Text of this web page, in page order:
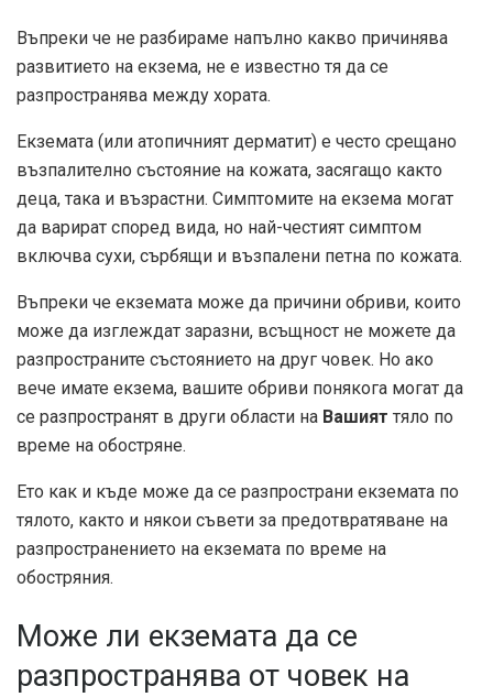
Въпреки че не разбираме напълно какво причинява
развитието на екзема, не е известно тя да се
разпространява между хората.
Екземата (или атопичният дерматит) е често срещано
възпалително състояние на кожата, засягащо както
деца, така и възрастни. Симптомите на екзема могат
да варират според вида, но най-честият симптом
включва сухи, сърбящи и възпалени петна по кожата.
Въпреки че екземата може да причини обриви, които
може да изглеждат заразни, всъщност не можете да
разпространите състоянието на друг човек. Но ако
вече имате екзема, вашите обриви понякога могат да
се разпространят в други области на Вашият тяло по
време на обостряне.
Ето как и къде може да се разпространи екземата по
тялото, както и някои съвети за предотвратяване на
разпространението на екземата по време на
обостряния.
Може ли екземата да се
разпространява от човек на